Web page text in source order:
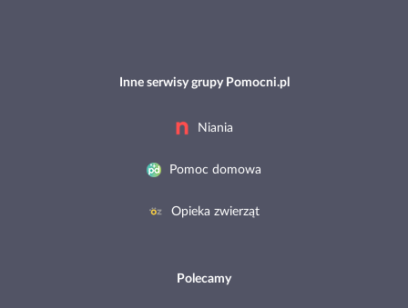
Inne serwisy grupy Pomocni.pl
Niania
Pomoc domowa
Opieka zwierząt
Polecamy